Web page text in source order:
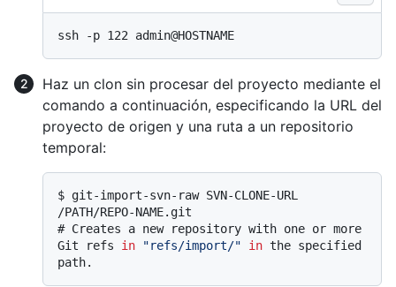
Haz un clon sin procesar del proyecto mediante el
comando a continuación, especificando la URL del
proyecto de origen y una ruta a un repositorio
temporal:
$ git-import-svn-raw SVN-CLONE-URL
/PATH/REPO-NAME.git
# Creates a new repository with one or more
Git refs in "refs/import/" in the specified
path.